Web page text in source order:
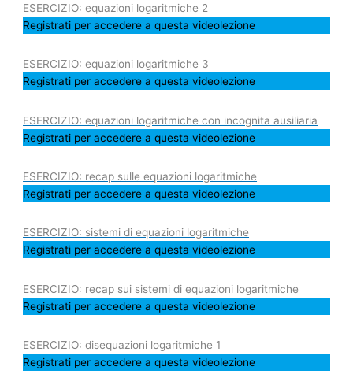
ESERCIZIO: equazioni logaritmiche 2
Registrati per accedere a questa videolezione
ESERCIZIO: equazioni logaritmiche 3
Registrati per accedere a questa videolezione
ESERCIZIO: equazioni logaritmiche con incognita ausiliaria
Registrati per accedere a questa videolezione
ESERCIZIO: recap sulle equazioni logaritmiche
Registrati per accedere a questa videolezione
ESERCIZIO: sistemi di equazioni logaritmiche
Registrati per accedere a questa videolezione
ESERCIZIO: recap sui sistemi di equazioni logaritmiche
Registrati per accedere a questa videolezione
ESERCIZIO: disequazioni logaritmiche 1
Registrati per accedere a questa videolezione